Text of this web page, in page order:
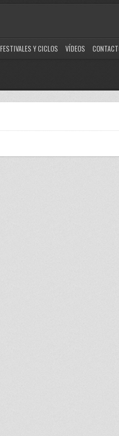
FESTIVALES Y CICLOS VÍDEOS